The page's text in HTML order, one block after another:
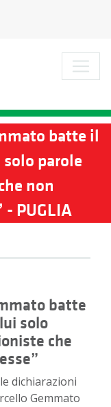
batte il
parole
non
- PUGLIA
batte
solo
che
dichiarazioni
Gemmato